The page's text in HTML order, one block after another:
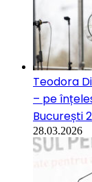
Teodora
– pe
București
28.03.2026